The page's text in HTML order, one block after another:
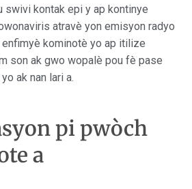
swivi kontak epi y ap kontinye
atravè yon emisyon radyo
enfimyè kominotè yo ap itilize
son ak gwo wopalè pou fè pase
ak nan lari a.
pi pwòch
a